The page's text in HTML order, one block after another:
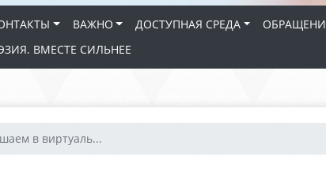
ВАЖНО ДОСТУПНАЯ СРЕДА
ВМЕСТЕ СИЛЬНЕЕ
в виртуаль...